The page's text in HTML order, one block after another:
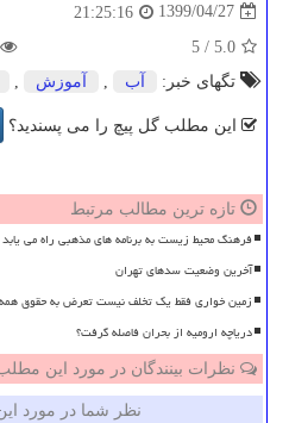
1399/04/27
21:25:16
5.0
/
5
تگهای خبر:
آب , آموزش ,
این مطلب گل پیچ را می پسندید؟
تازه ترین مطالب مرتبط
فرهنگ محیط زیست به برنامه های مذهبی راه می یابد
آخرین وضعیت سدهای تهران
زمین خواری فقط یک تخلف نیست تعرض به حقوق
دریاچه ارومیه از بحران فاصله گرفت؟
نظرات بینندگان در مورد این
نظر شما در مورد